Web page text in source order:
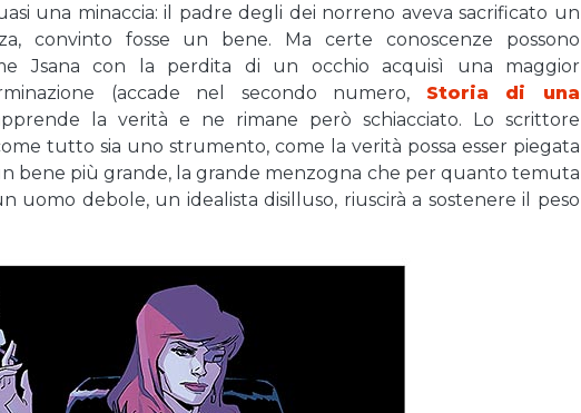
una minaccia: il padre degli dei norreno aveva sacrificato un
convinto fosse un bene. Ma certe conoscenze possono
Jsana con la perdita di un occhio acquisì una maggior
(accade nel secondo numero, Storia di una
la verità e ne rimane però schiacciato. Lo scrittore
tutto sia uno strumento, come la verità possa esser piegata
bene più grande, la grande menzogna che per quanto temuta
uomo debole, un idealista disilluso, riuscirà a sostenere il peso